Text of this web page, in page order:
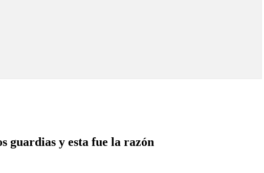
guardias y esta fue la razón